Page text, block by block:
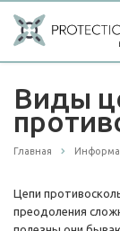
Виды
Главная
Цепи
преодоления